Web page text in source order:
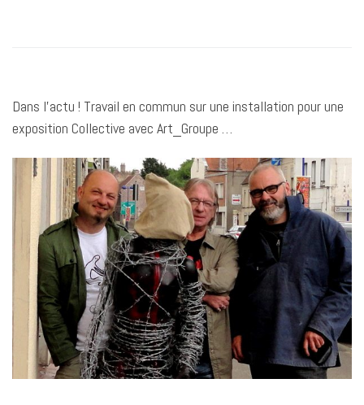
Dans l’actu ! Travail en commun sur une installation pour une
exposition Collective avec Art_Groupe …